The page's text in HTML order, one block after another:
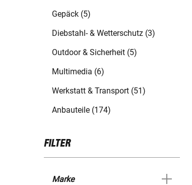
Gepäck (5)
Diebstahl- & Wetterschutz (3)
Outdoor & Sicherheit (5)
Multimedia (6)
Werkstatt & Transport (51)
Anbauteile (174)
FILTER
Marke